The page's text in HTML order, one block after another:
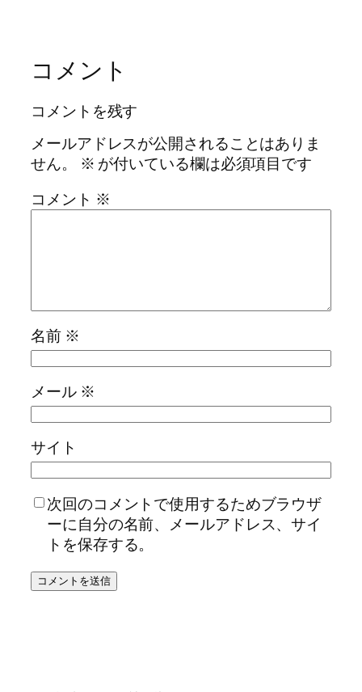
コメント
コメントを残す
メールアドレスが公開されることはありま
せん。
※ が付いている欄は必須項目です
コメント ※
名前 ※
メール ※
サイト
次回のコメントで使用するためブラウザ
ーに自分の名前、メールアドレス、サイ
トを保存する。